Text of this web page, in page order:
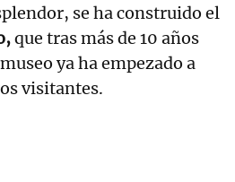
se ha construido el
que tras más de 10 años
ya ha empezado a
visitantes.